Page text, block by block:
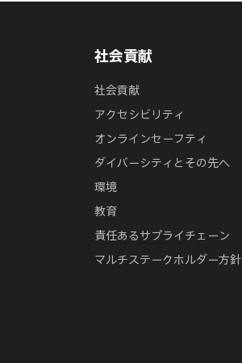
社会貢献
社会貢献
アクセシビリティ
オンラインセーフティ
ダイバーシティとその先へ
環境
教育
責任あるサプライチェーン
マルチステークホルダー方針